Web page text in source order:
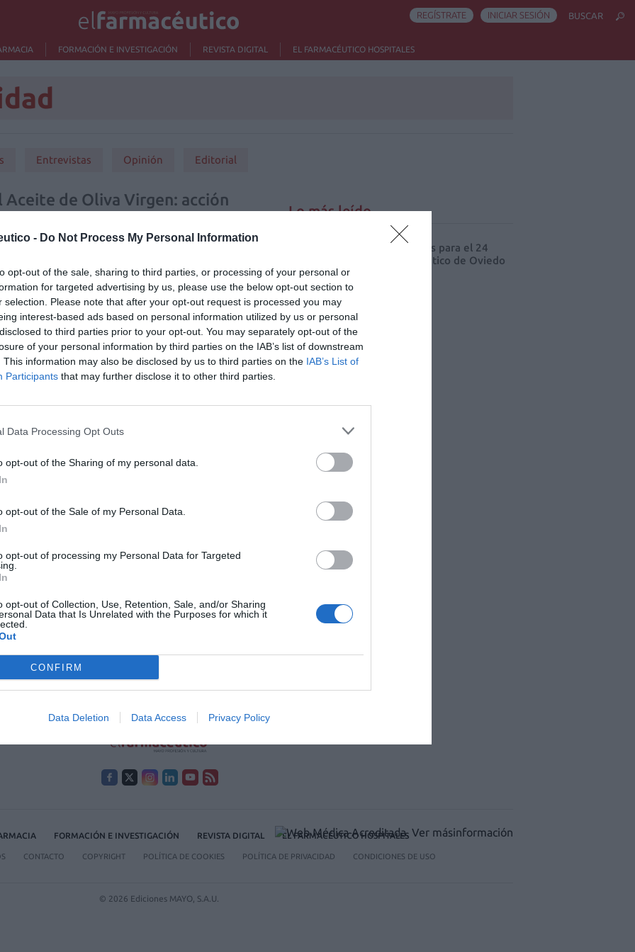
- Do Not Process My Personal Information
opt-out of the sale, sharing to third parties, or processing of your personal or
for targeted advertising by us, please use the below opt-out section to
selection. Please note that after your opt-out request is processed you may
interest-based ads based on personal information utilized by us or personal
to third parties prior to your opt-out. You may separately opt-out of the
of your personal information by third parties on the IAB’s list of downstream
This information may also be disclosed by us to third parties on the IAB’s List of
Participants that may further disclose it to other third parties.
Data Processing Opt Outs
opt-out of the Sharing of my personal data.
opt-out of the Sale of my Personal Data.
opt-out of processing my Personal Data for Targeted
opt-out of Collection, Use, Retention, Sale, and/or Sharing
Data that Is Unrelated with the Purposes for which it
CONFIRM
Data Deletion Data Access Privacy Policy
FORMACIÓN E INVESTIGACIÓN REVISTA DIGITAL EL FARMACÉUTICO HOSPITALES
REGÍSTRATE INICIAR SESIÓN BUSCAR
Entrevistas Opinión Editorial
Aceite de Oliva Virgen: acción
de forma natural
blancos y sanos
para impulsar la cultura del
OTIME (Oficina Técnica Internacional del
que se centrará en impulsar la cultura del
y contribuir a una buena praxis y gestión de los
Lady’s secret®
203720382039
Lo más leído
Récord de comunicaciones para el 24
Congreso Nacional Farmacéutico de Oviedo
FORMACIÓN E INVESTIGACIÓN REVISTA DIGITAL EL FARMACÉUTICO HOSPITALES
CONTACTO COPYRIGHT POLÍTICA DE COOKIES POLÍTICA DE PRIVACIDAD CONDICIONES DE USO
© 2026 Ediciones MAYO, S.A.U.